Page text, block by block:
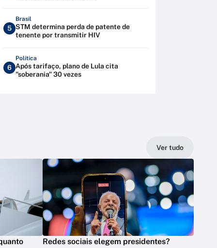
5
Brasil
STM determina perda de patente de
tenente por transmitir HIV
6
Política
Após tarifaço, plano de Lula cita
"soberania" 30 vezes
Ver tudo
Redes sociais elegem presidentes?